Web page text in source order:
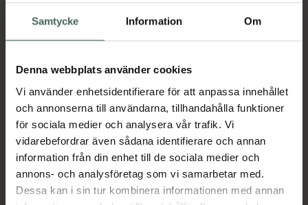
Samtycke Information Om
Denna webbplats använder cookies
Vi använder enhetsidentifierare för att anpassa innehållet
och annonserna till användarna, tillhandahålla funktioner
för sociala medier och analysera vår trafik. Vi
vidarebefordrar även sådana identifierare och annan
information från din enhet till de sociala medier och
annons- och analysföretag som vi samarbetar med.
Dessa kan i sin tur kombinera informationen med annan
arktiskt källvatten och nordiskt blåbärsvatten
Balsamet lindar in huden i en vårdad känsla
och vårdar den genom att bilda en
skyddande, fuktbindande hinna på huden,
vilket gör att huden ser mjuk och slät ut.Vår
innovativa Hydra-teknologi som innehåller tre
molekylstorlekar av hyaluronsyra återfuktar
intensivt flera nivåer av huden. Den mindre
molekylstorleken absorberas djupare in i
huden och ger fyllig återfuktning, medan de